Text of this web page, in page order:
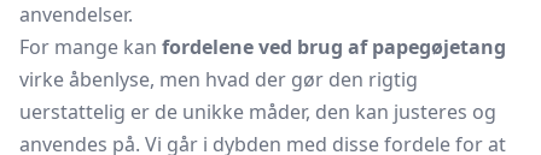
anvendelser.
For mange kan fordelene ved brug af papegøjetang
virke åbenlyse, men hvad der gør den rigtig
uerstattelig er de unikke måder, den kan justeres og
anvendes på. Vi går i dybden med disse fordele for at